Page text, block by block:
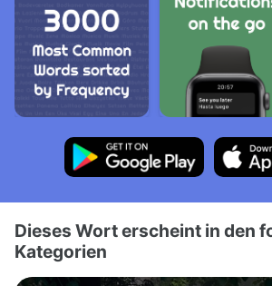
Dieses Wort erscheint in den
Kategorien